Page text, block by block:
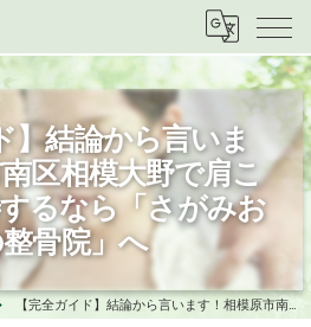
】結論から言いま
区相模大野で肩こ
るなら「さがみお
骨院」へ
【完全ガイド】結論から言います！相模原市南区相模大野で肩こりを根本改善するなら「さがみおおの整骨院」へ